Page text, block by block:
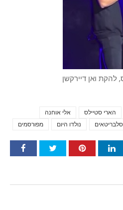
להקת ואן דיירקשן
אלי אוחנה הארי סטיילס
מפורסמים
נולדו היום סלבריטאים